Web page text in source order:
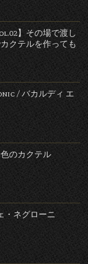
】その場で渡し
クテルを作っても
/ バカルディ エ
のカクテル
・ネグローニ